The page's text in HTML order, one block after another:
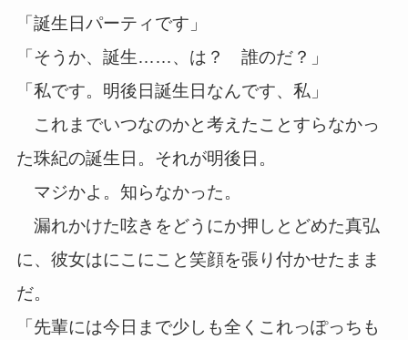
「誕生日パーティです」
「そうか、誕生……、は？ 誰のだ？」
「私です。明後日誕生日なんです、私」
これまでいつなのかと考えたことすらなかっ
た珠紀の誕生日。それが明後日。
マジかよ。知らなかった。
漏れかけた呟きをどうにか押しとどめた真弘
に、彼女はにこにこと笑顔を張り付かせたまま
だ。
「先輩には今日まで少しも全くこれっぽっちも